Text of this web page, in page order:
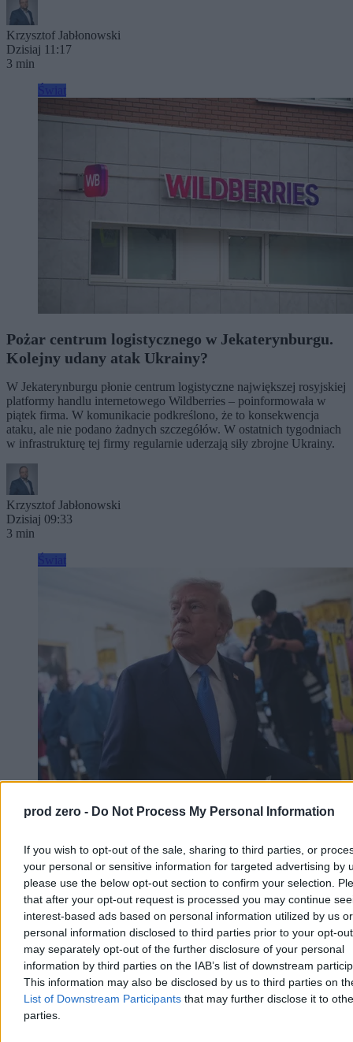
prod zero - Do Not Process My Personal Information
If you wish to opt-out of the sale, sharing to third parties, or
your personal or sensitive information for targeted advertising by
please use the below opt-out section to confirm your selection.
that after your opt-out request is processed you may continue
interest-based ads based on personal information utilized by us or
personal information disclosed to third parties prior to your opt-
may separately opt-out of the further disclosure of your personal
information by third parties on the IAB’s list of downstream
This information may also be disclosed by us to third parties on
List of Downstream Participants that may further disclose it to
parties.
Krzysztof Jabłonowski
Dzisiaj 11:17
3 min
Pożar centrum logistycznego w Jekaterynburgu.
Kolejny udany atak Ukrainy?
W Jekaterynburgu płonie centrum logistyczne największej rosyjskiej
platformy handlu internetowego Wildberries – poinformowała w
piątek firma. W komunikacie podkreślono, że to konsekwencja
ataku, ale nie podano żadnych szczegółów. W ostatnich tygodniach
w infrastrukturę tej firmy regularnie uderzają siły zbrojne Ukrainy.
Krzysztof Jabłonowski
Dzisiaj 09:33
3 min
Trump: Stany Zjednoczone zaangażowane w
Prezydent USA Donald Trump powiedział w czwartek, że
Amerykanie są zaangażowani w rozmowy o zakończeniu wojny w
Ukrainie i poinformował, że doszło w nich do postępu. Nie ujawnił
szczegółów. Wyraził też przekonanie, że wojna z Iranem niedługo
się zakończy.
Krzysztof Jabłonowski
Dzisiaj 06:56
3 min
Reklama